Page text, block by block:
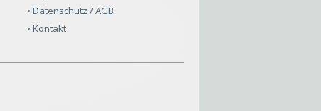
• Datenschutz / AGB
• Kontakt